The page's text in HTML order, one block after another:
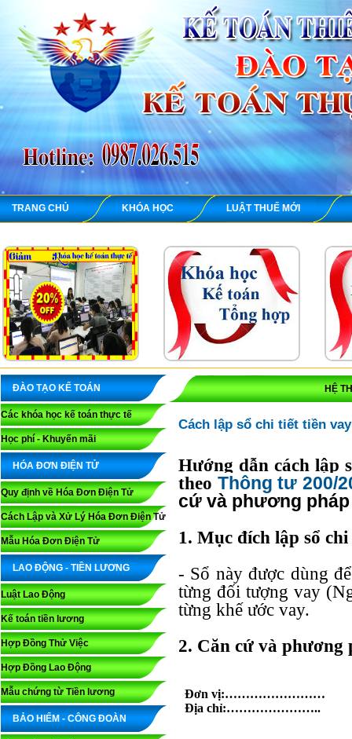
TRANG CHỦ KHÓA HỌC LUẬT THUẾ MỚI
ĐÀO TẠO KẾ TOÁN
Các khóa học kế toán thực tế
Học phí - Khuyến mãi
HÓA ĐƠN ĐIỆN TỬ
Quy định về Hóa Đơn Điện Tử
Cách Lập và Xử Lý Hóa Đơn Điện Tử
Mẫu Hóa Đơn Điện Tử
LAO ĐỘNG - TIỀN LƯƠNG
Luật Lao Động
Kế toán tiền lương
Hợp Đồng Thử Việc
Hợp Đồng Lao Động
Mẫu chứng từ Tiền lương
BẢO HIỂM - CÔNG ĐOÀN
HỆ
Cách lập sổ chi tiết tiền
Hướng dẫn cách lập
theo Thông tư 200/
cứ và phương
1. Mục đích lập sổ
- Sổ này được dùng
từng đối tượng vay
từng khế ước vay.
2. Căn cứ và phương
Đơn vị:……………………
Địa chỉ:…………………..